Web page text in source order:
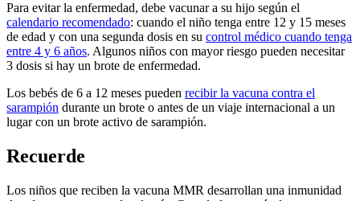
Para evitar la enfermedad, debe vacunar a su hijo según el
calendario recomendado: cuando el niño tenga entre 12 y 15 meses
de edad y con una segunda dosis en su control médico cuando tenga
entre 4 y 6 años. Algunos niños con mayor riesgo pueden necesitar
3 dosis si hay un brote de enfermedad.
Los bebés de 6 a 12 meses pueden recibir la vacuna contra el
sarampión durante un brote o antes de un viaje internacional a un
lugar con un brote activo de sarampión.
Recuerde
Los niños que reciben la vacuna MMR desarrollan una inmunidad